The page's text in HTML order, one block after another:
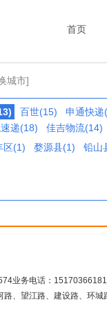
首页
城市]
百世(15)
申通快递
递(18)
佳吉物流(14)
区(1) 婺源县(1)
铅山
业务电话：
、望江路、建设路、环